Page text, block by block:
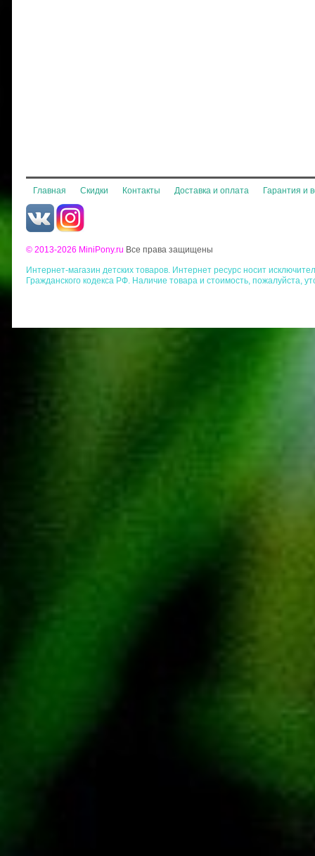
Главная Скидки Контакты Доставка и оплата Гарантия и
© 2013-2026 MiniPony.ru Все права защищены
Интернет-магазин детских товаров. Интернет ресурс носит
Гражданского кодекса РФ. Наличие товара и стоимость, пожалуйста,